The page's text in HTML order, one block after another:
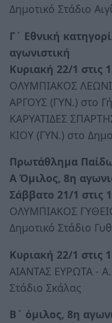
Δημοτικό Στάδιο
Γ΄ Εθνική
αγωνιστική
Κυριακή 22/1 στις
ΟΛΥΜΠΙΑΚΟΣ
ΑΡΓΟΥΣ (ΓΥΝ.) στο
ΚΑΡΥΑΤΙΔΕΣ
ΚΙΟΥ (ΓΥΝ.) στο
Πρωτάθλημα
Α Όμιλος, 8η
Σάββατο 21/1 στις
ΟΛΥΜΠΙΑΚΟΣ
Δημοτικό Στάδιο
Κυριακή 22/1 στις
ΑΙΑΝΤΑΣ ΕΥΡΩΤΑ -
Στάδιο Σκάλας
Β΄ όμιλος, 8η